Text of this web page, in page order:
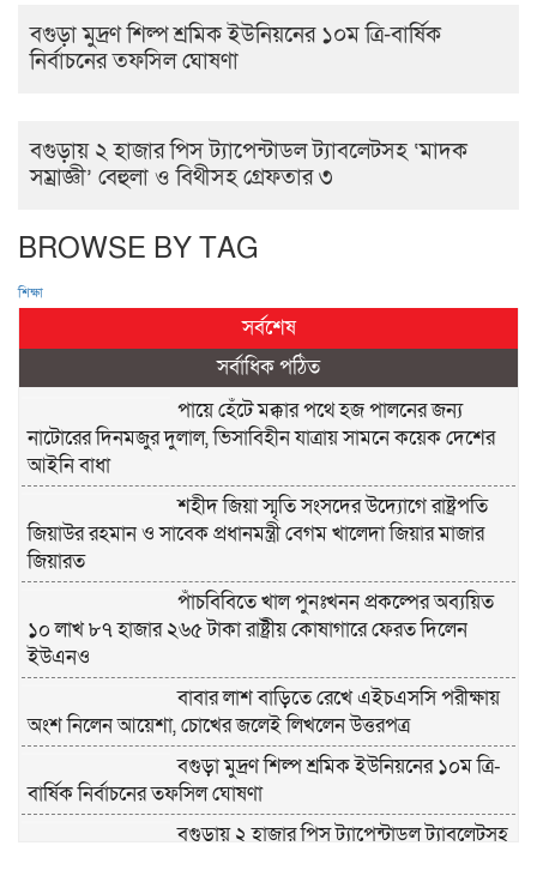
বগুড়া মুদ্রণ শিল্প শ্রমিক ইউনিয়নের ১০ম ত্রি-বার্ষিক
নির্বাচনের তফসিল ঘোষণা
বগুড়ায় ২ হাজার পিস ট্যাপেন্টাডল ট্যাবলেটসহ ‘মাদক
সম্রাজ্ঞী’ বেহুলা ও বিথীসহ গ্রেফতার ৩
BROWSE BY TAG
শিক্ষা
সর্বশেষ
সর্বাধিক পঠিত
পায়ে হেঁটে মক্কার পথে হজ পালনের জন্য
নাটোরের দিনমজুর দুলাল, ভিসাবিহীন যাত্রায় সামনে কয়েক দেশের
আইনি বাধা
শহীদ জিয়া স্মৃতি সংসদের উদ্যোগে রাষ্ট্রপতি
জিয়াউর রহমান ও সাবেক প্রধানমন্ত্রী বেগম খালেদা জিয়ার মাজার
জিয়ারত
পাঁচবিবিতে খাল পুনঃখনন প্রকল্পের অব্যয়িত
১০ লাখ ৮৭ হাজার ২৬৫ টাকা রাষ্ট্রীয় কোষাগারে ফেরত দিলেন
ইউএনও
বাবার লাশ বাড়িতে রেখে এইচএসসি পরীক্ষায়
অংশ নিলেন আয়েশা, চোখের জলেই লিখলেন উত্তরপত্র
বগুড়া মুদ্রণ শিল্প শ্রমিক ইউনিয়নের ১০ম ত্রি-
বার্ষিক নির্বাচনের তফসিল ঘোষণা
বগুড়ায় ২ হাজার পিস ট্যাপেন্টাডল ট্যাবলেটসহ